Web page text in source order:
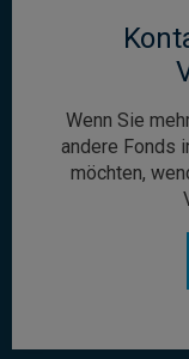
Wenn Sie
andere Fonds
möchten,